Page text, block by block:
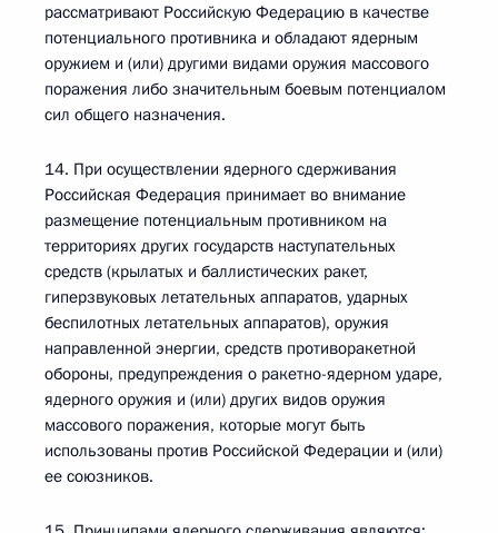
рассматривают Российскую Федерацию в качестве
потенциального противника и обладают ядерным
оружием и (или) другими видами оружия массового
поражения либо значительным боевым потенциалом
сил общего назначения.
14. При осуществлении ядерного сдерживания
Российская Федерация принимает во внимание
размещение потенциальным противником на
территориях других государств наступательных
средств (крылатых и баллистических ракет,
гиперзвуковых летательных аппаратов, ударных
беспилотных летательных аппаратов), оружия
направленной энергии, средств противоракетной
обороны, предупреждения о ракетно-ядерном ударе,
ядерного оружия и (или) других видов оружия
массового поражения, которые могут быть
использованы против Российской Федерации и (или)
ее союзников.